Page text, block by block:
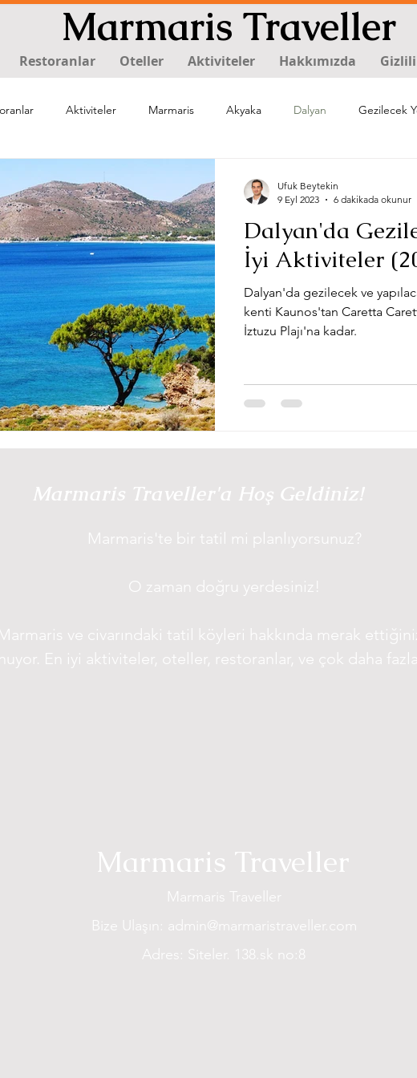
Restoranlar Oteller Aktiviteler Hakkımızda
Marmaris Traveller
Aktiviteler Marmaris Akyaka Dalyan Gezilecek
Dalyan'da
İyi Aktiviteler
Dalyan'da gezilecek ve
kenti Kaunos'tan Caretta
İztuzu Plajı'na kadar.
Ufuk Beytekin
9 Eyl 2023
6 dakikada okunur
Marmaris Traveller'a Hoş Geldiniz!
Marmaris'te bir tatil mi planlıyorsunuz?
O zaman doğru yerdesiniz!
ve civarındaki tatil köyleri hakkında merak
En iyi aktiviteler, oteller, restoranlar, ve çok daha
Marmaris Traveller
Marmaris Traveller
Bize Ulaşın:
admin@marmaristraveller.com
Adres: Siteler. 138.sk no:8